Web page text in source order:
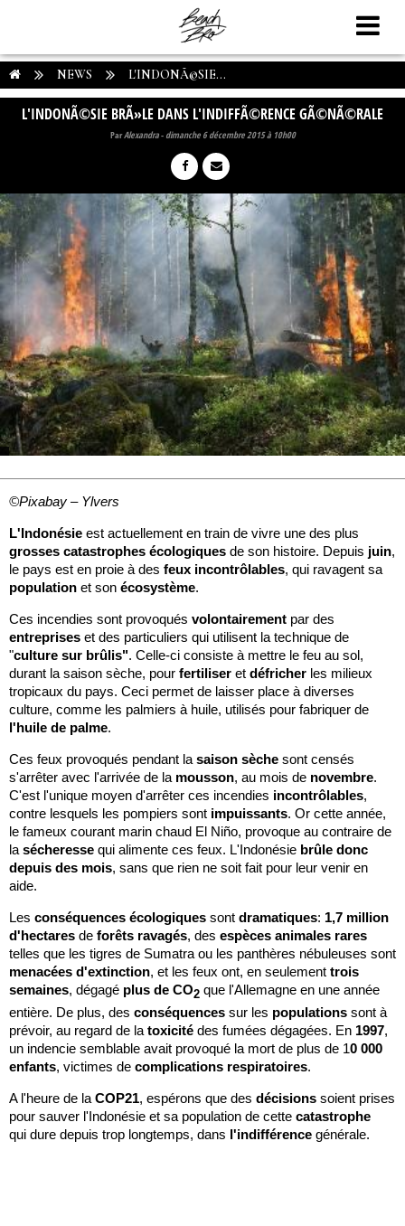
NEWS L'INDONÃ©SIE...
L'INDONÃ©SIE BRÃ»LE DANS L'INDIFFÃ©RENCE GÃ©NÃ©RALE
ParAlexandra- dimanche 6 décembre 2015 à 10h00
©Pixabay – Ylvers
L'Indonésie est actuellement en train de vivre une des plus
grosses catastrophes écologiques de son histoire. Depuis juin,
le pays est en proie à des feux incontrôlables, qui ravagent sa
population et son écosystème.
Ces incendies sont provoqués volontairement par des
entreprises et des particuliers qui utilisent la technique de
"culture sur brûlis". Celle-ci consiste à mettre le feu au sol,
durant la saison sèche, pour fertiliser et défricher les milieux
tropicaux du pays. Ceci permet de laisser place à diverses
culture, comme les palmiers à huile, utilisés pour fabriquer de
l'huile de palme.
Ces feux provoqués pendant la saison sèche sont censés
s'arrêter avec l'arrivée de la mousson, au mois de novembre.
C'est l'unique moyen d'arrêter ces incendies incontrôlables,
contre lesquels les pompiers sont impuissants. Or cette année,
le fameux courant marin chaud El Niño, provoque au contraire de
la sécheresse qui alimente ces feux. L'Indonésie brûle donc
depuis des mois, sans que rien ne soit fait pour leur venir en
aide.
Les conséquences écologiques sont dramatiques: 1,7 million
d'hectares de forêts ravagés, des espèces animales rares
telles que les tigres de Sumatra ou les panthères nébuleuses sont
menacées d'extinction, et les feux ont, en seulement trois
semaines, dégagé plus de CO2 que l'Allemagne en une année
entière. De plus, des conséquences sur les populations sont à
prévoir, au regard de la toxicité des fumées dégagées. En 1997,
un indencie semblable avait provoqué la mort de plus de 10 000
enfants, victimes de complications respiratoires.
A l'heure de la COP21, espérons que des décisions soient prises
pour sauver l'Indonésie et sa population de cette catastrophe
qui dure depuis trop longtemps, dans l'indifférence générale.